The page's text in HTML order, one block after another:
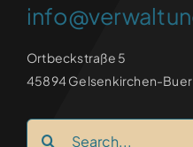
Ortbeckstraße 5
45894 Gelsenkirchen-Buer